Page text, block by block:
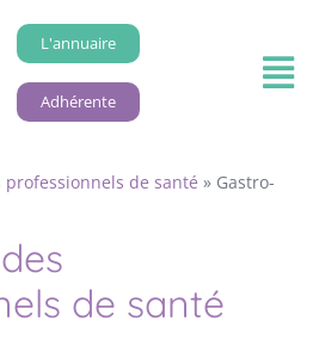
L'annuaire
Adhérente
professionnels de santé » Gastro-
de santé